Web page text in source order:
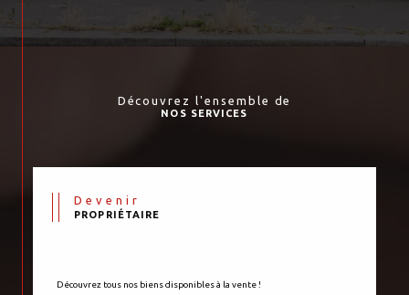
Découvrez l'ensemble de
NOS SERVICES
Devenir
PROPRIÉTAIRE
Découvrez tous nos biens disponibles à la vente !